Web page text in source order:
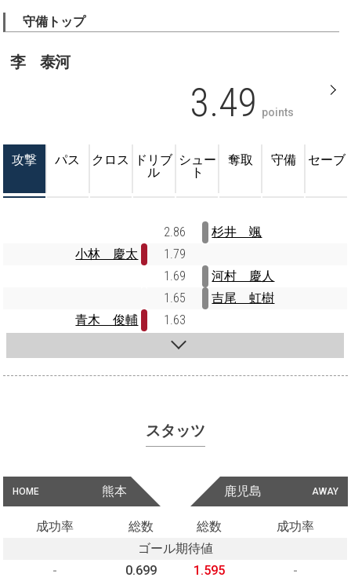
守備トップ
李 泰河
3.49 points
攻撃 パス クロス
ドリブ
ル
シュー
ト
奪取 守備 セーブ
2.86
杉井 颯
小林 慶太
1.79
1.69
河村 慶人
1.65
吉尾 虹樹
青木 俊輔
1.63
スタッツ
HOME 熊本 AWAY
鹿児島
成功率 総数 総数
成功率
ゴール期待値
-
0.699 1.595
-